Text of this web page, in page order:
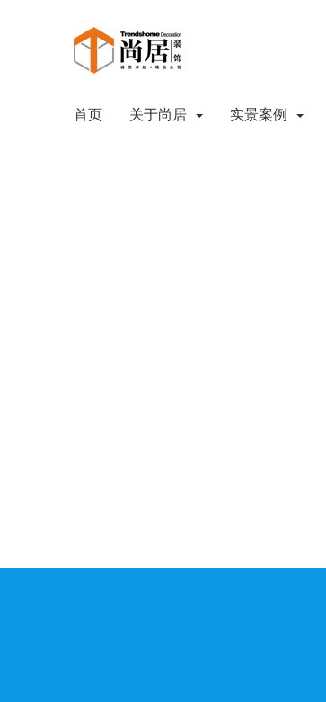
首页 关于尚居 实景案例